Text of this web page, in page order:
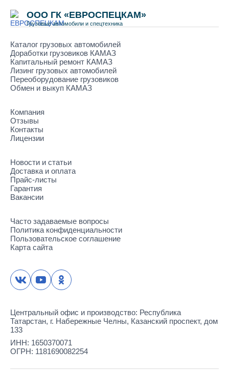
ООО ГК «ЕВРОСПЕЦКАМ»
Грузовые автомобили и спецтехника
Каталог грузовых автомобилей
Доработки грузовиков КАМАЗ
Капитальный ремонт КАМАЗ
Лизинг грузовых автомобилей
Переоборудование грузовиков
Обмен и выкуп КАМАЗ
Компания
Отзывы
Контакты
Лицензии
Новости и статьи
Доставка и оплата
Прайс-листы
Гарантия
Вакансии
Часто задаваемые вопросы
Политика конфиденциальности
Пользовательское соглашение
Карта сайта
Центральный офис и производство: Республика
Татарстан, г. Набережные Челны, Казанский проспект, дом
133
ИНН: 1650370071
ОГРН: 1181690082254